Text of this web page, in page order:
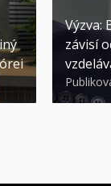
Výzva:
závisí